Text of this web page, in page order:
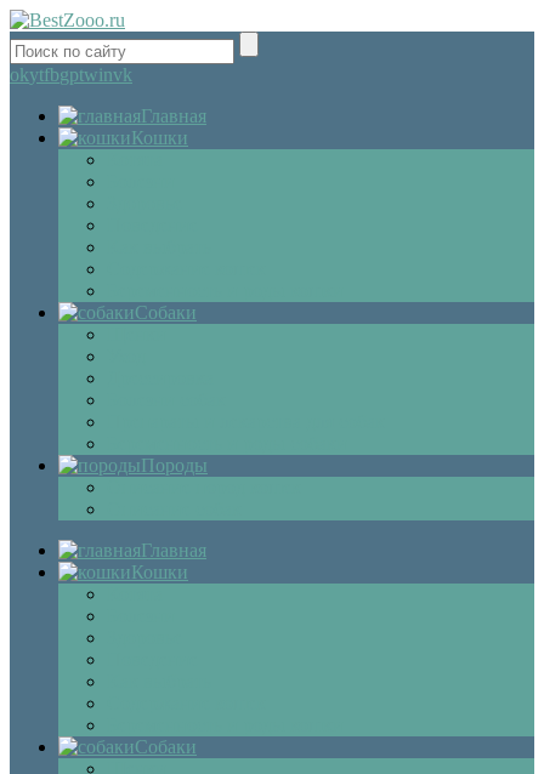
okytfbgptwinvk
Главная
Кошки
Собаки
Породы
Главная
Кошки
Собаки